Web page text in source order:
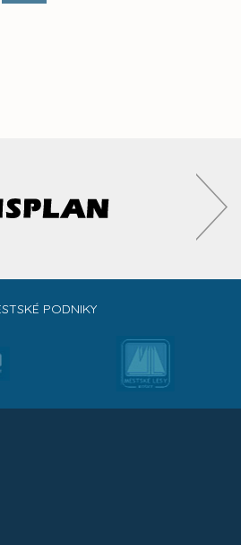
PODNIKY